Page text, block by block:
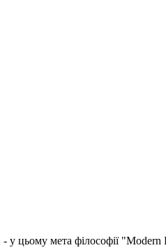
у цьому мета філософії